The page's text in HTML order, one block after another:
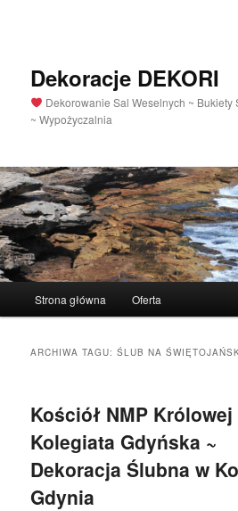
Dekoracje DEKORI
Dekorowanie Sal Weselnych ~ Bukiety
~ Wypożyczalnia
główne
Przeskocz
Przeskocz
Strona główna Oferta
ARCHIWA TAGU:ŚLUB NA
Kościół NMP
Kolegiata Gdyńska ~
Dekoracja Ślubna w
Gdynia